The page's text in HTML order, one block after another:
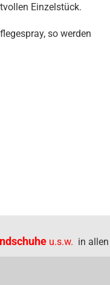
Einzelstück.
so werden
u.s.w. in allen